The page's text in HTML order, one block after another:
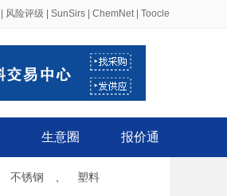
风险评级 SunSirs ChemNet| Toocle
生意圈 报价通
不锈钢 塑料